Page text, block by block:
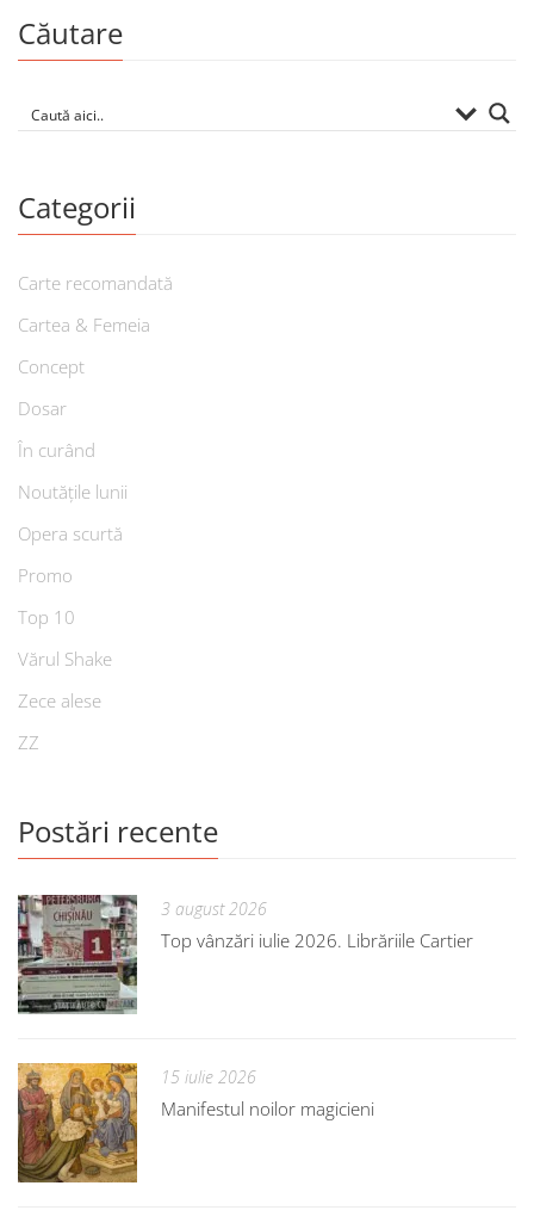
Căutare
Categorii
Carte recomandată
Cartea & Femeia
Concept
Dosar
În curând
Noutățile lunii
Opera scurtă
Promo
Top 10
Vărul Shake
Zece alese
ZZ
Postări recente
3 august 2026
Top vânzări iulie 2026. Librăriile Cartier
15 iulie 2026
Manifestul noilor magicieni